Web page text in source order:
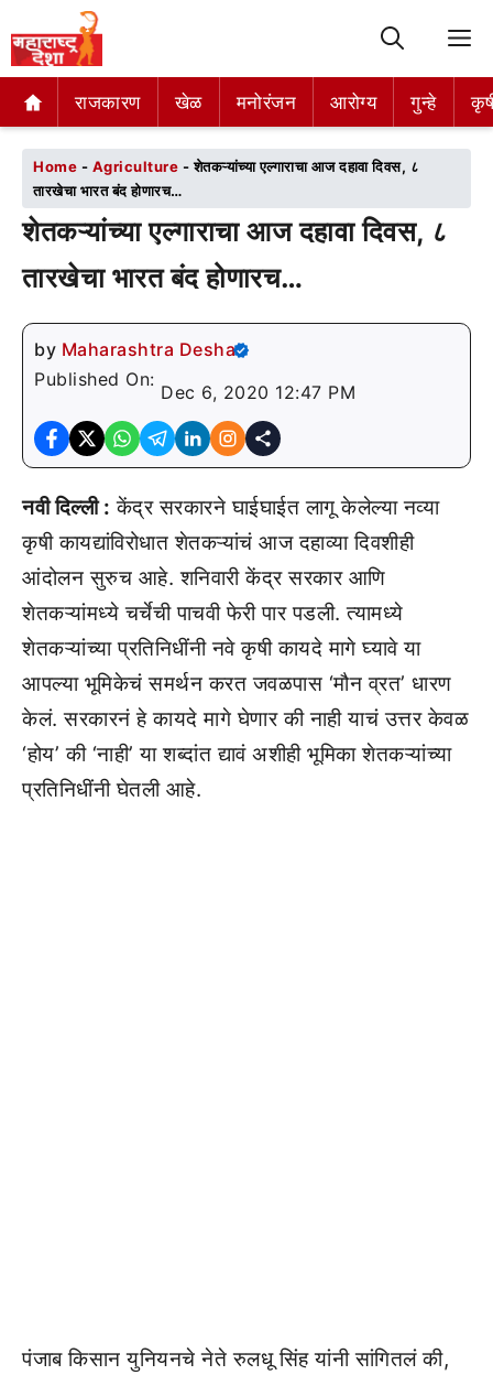
राजकारण खेळ मनोरंजन आरोग्य गुन्हे
राजकारण खेळ मनोरंजन आरोग्य गुन्हे
Home - Agriculture -शेतकऱ्यांच्या एल्गाराचा आज दहावा दिवस, ८
तारखेचा भारत बंद होणारच…
शेतकऱ्यांच्या एल्गाराचा आज दहावा दिवस, ८
तारखेचा भारत बंद होणारच…
by Maharashtra Desha
Published On:
Dec 6, 2020 12:47 PM
नवी दिल्ली : केंद्र सरकारने घाईघाईत लागू केलेल्या नव्या
कृषी कायद्यांविरोधात शेतकऱ्यांचं आज दहाव्या दिवशीही
आंदोलन सुरुच आहे. शनिवारी केंद्र सरकार आणि
शेतकऱ्यांमध्ये चर्चेची पाचवी फेरी पार पडली. त्यामध्ये
शेतकऱ्यांच्या प्रतिनिधींनी नवे कृषी कायदे मागे घ्यावे या
आपल्या भूमिकेचं समर्थन करत जवळपास ‘मौन व्रत’ धारण
केलं. सरकारनं हे कायदे मागे घेणार की नाही याचं उत्तर केवळ
‘होय’ की ‘नाही’ या शब्दांत द्यावं अशीही भूमिका शेतकऱ्यांच्या
प्रतिनिधींनी घेतली आहे.
पंजाब किसान युनियनचे नेते रुलधू सिंह यांनी सांगितलं की,